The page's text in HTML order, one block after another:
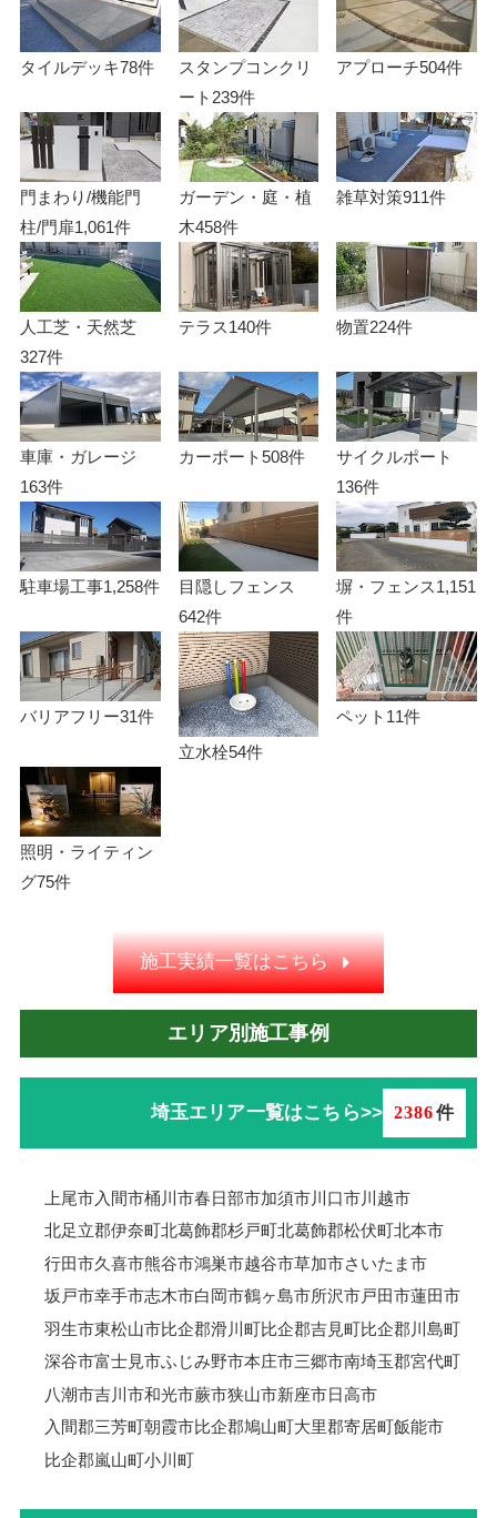
タイルデッキ78件
スタンプコンクリ
ート 239件
アプローチ504件
門まわり/機能門
柱/門扉1,061件
ガーデン・庭・植
木458件
雑草対策911件
人工芝・天然芝
327件
テラス140件 物置224件
車庫・ガレージ
163件
カーポート508件
サイクルポート
136件
駐車場工事1,258件
目隠しフェンス
642件
塀・フェンス1,151
件
バリアフリー31件
立水栓54件
ペット 11件
照明・ライティン
グ75件
施工実績一覧はこちら
エリア別施工事例
埼玉エリア一覧はこちら>> 2386件
上尾市入間市桶川市春日部市加須市川口市川越市
北足立郡伊奈町北葛飾郡杉戸町北葛飾郡松伏町北本市
行田市久喜市熊谷市鴻巣市越谷市草加市さいたま市
坂戸市幸手市志木市白岡市鶴ヶ島市所沢市戸田市蓮田市
羽生市東松山市比企郡滑川町比企郡吉見町比企郡川島町
深谷市富士見市ふじみ野市本庄市三郷市南埼玉郡宮代町
八潮市吉川市和光市蕨市狭山市新座市日高市
入間郡三芳町朝霞市比企郡鳩山町大里郡寄居町飯能市
比企郡嵐山町小川町